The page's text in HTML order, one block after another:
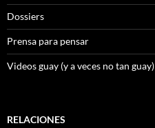
Dossiers
Prensa para pensar
Videos guay (y a veces no tan guay)
RELACIONES